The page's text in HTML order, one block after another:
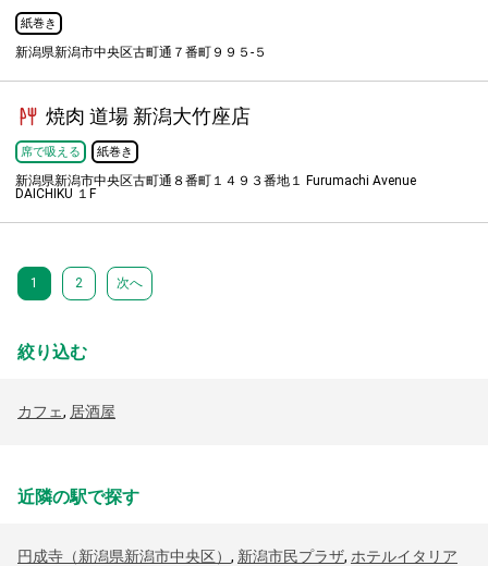
紙巻き
新潟県新潟市中央区古町通７番町９９５-５
焼肉 道場 新潟大竹座店
席で吸える 紙巻き
新潟県新潟市中央区古町通８番町１４９３番地１ Furumachi Avenue
DAICHIKU １F
1 2 次へ
絞り込む
カフェ, 居酒屋
近隣の駅で探す
円成寺（新潟県新潟市中央区） , 新潟市民プラザ, ホテルイタリア